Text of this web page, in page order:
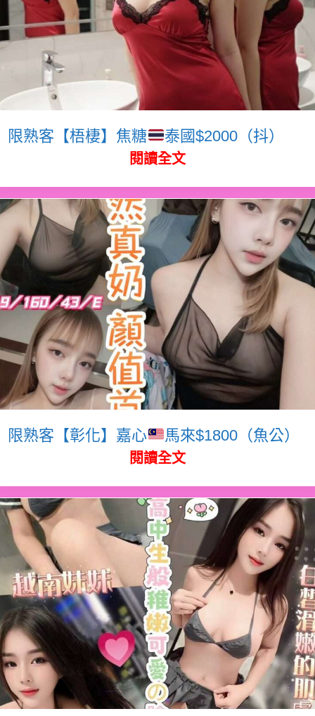
限熟客【梧棲】焦糖 泰國$2000（抖）
閱讀全文
限熟客【彰化】嘉心 馬來$1800（魚公）
閱讀全文